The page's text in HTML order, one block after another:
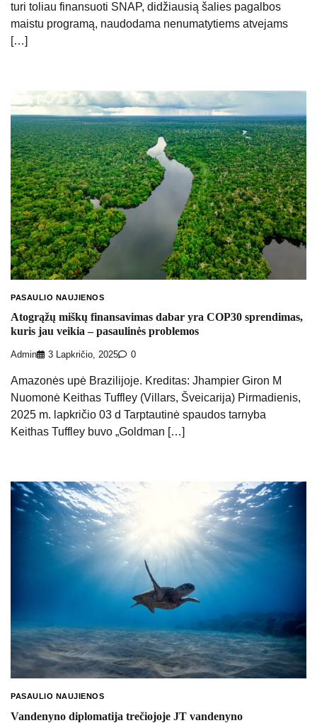
turi toliau finansuoti SNAP, didžiausią šalies pagalbos
maistu programą, naudodama nenumatytiems atvejams
[…]
PASAULIO NAUJIENOS
Atogrąžų miškų finansavimas dabar yra COP30 sprendimas,
kuris jau veikia – pasaulinės problemos
Admin 3 Lapkričio, 2025 0
Amazonės upė Brazilijoje. Kreditas: Jhampier Giron M
Nuomonė Keithas Tuffley (Villars, Šveicarija) Pirmadienis,
2025 m. lapkričio 03 d Tarptautinė spaudos tarnyba
Keithas Tuffley buvo „Goldman […]
PASAULIO NAUJIENOS
Vandenyno diplomatija trečiojoje JT vandenyno